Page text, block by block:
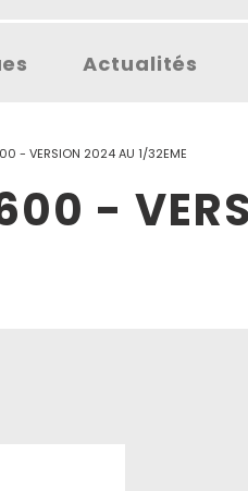
Actualités
- VERSION 2024 AU 1/32EME
-